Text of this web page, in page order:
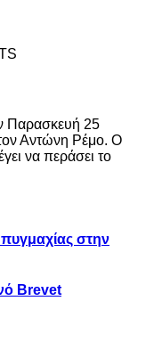
Παρασκευή 25
Αντώνη Ρέμο. Ο
να περάσει το
στην
Brevet